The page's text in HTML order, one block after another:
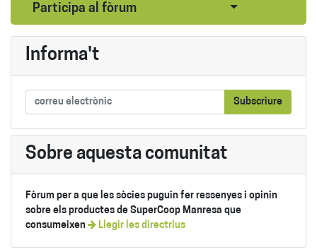
Participa al fòrum Seleccionar
Informa't
Subscriure
Sobre aquesta comunitat
Fòrum per a que les sòcies puguin fer ressenyes i opinin
sobre els productes de SuperCoop Manresa que
consumeixen
Llegir les directrius